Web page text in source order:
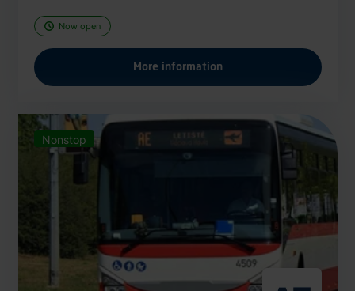
Now open
More information
Nonstop